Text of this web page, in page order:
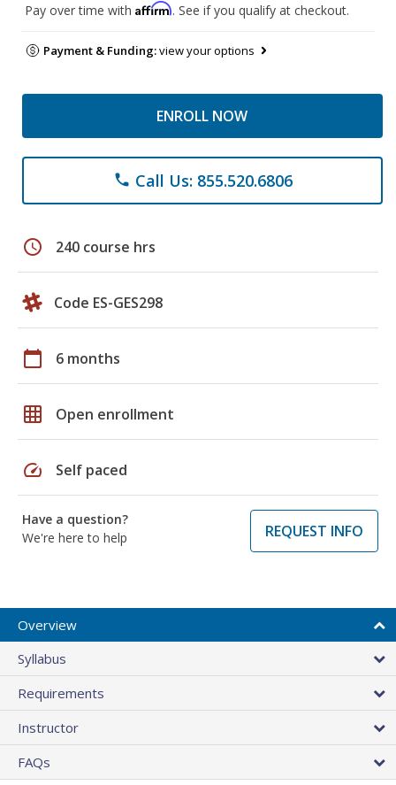
Pay over time with Affirm. See if you qualify at checkout.
Payment & Funding:view your options
ENROLL NOW
phone Call Us: 855.520.6806
schedule 240 course hrs
Code ES-GES298
calendar_today 6 months
grid_on Open enrollment
speed Self paced
Have a question?
We're here to help
REQUEST INFO
Overview
Syllabus
Requirements
Instructor
FAQs